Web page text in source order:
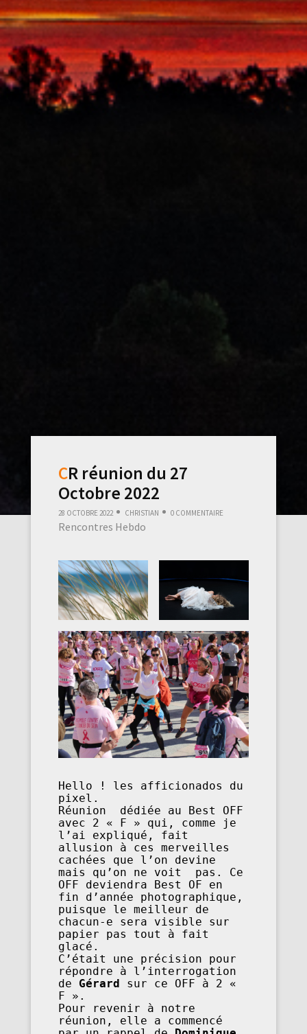
CR réunion du 27
Octobre 2022
28 octobre 2022 Christian
0 commentaire
Rencontres Hebdo
Hello ! les afficionados du
pixel.
Réunion  dédiée au Best OFF
avec 2 « F » qui, comme je
l’ai expliqué, fait
allusion à ces merveilles
cachées que l’on devine
mais qu’on ne voit  pas. Ce
OFF deviendra Best OF en
fin d’année photographique,
puisque le meilleur de
chacun-e sera visible sur
papier pas tout à fait
glacé.
C’était une précision pour
répondre à l’interrogation
de Gérard
sur ce OFF à 2 «
F ».
Pour revenir à notre
réunion, elle a commencé